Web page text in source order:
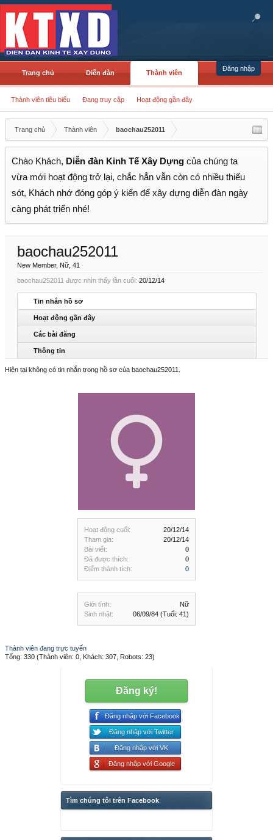
Đăng nhập
Trang chủ Diễn đàn Thành viên
Thành viên tiêu biểu Đang truy cập Hoạt động gần đây
Trang chủ Thành viên baochau252011
Chào Khách, Diễn đàn Kinh Tế Xây Dựng của chúng ta
vừa mới hoạt động trở lại, chắc hẳn vẫn còn có nhiều thiếu
sót, Khách nhớ đóng góp ý kiến để xây dựng diễn đàn ngày
càng phát triển nhé!
Hoạt động cuối:
20/12/14
Tham gia:
20/12/14
Bài viết:
0
Đã được thích:
0
Điểm thành tích:
0
Giới tính:
Nữ
Sinh nhật:
06/09/84 (Tuổi: 41)
baochau252011
New Member, Nữ, 41
baochau252011 được nhìn thấy lần cuối: 20/12/14
Tin nhắn hồ sơ
Hoạt động gần đây
Các bài đăng
Thông tin
Hiện tại không có tin nhắn trong hồ sơ của baochau252011.
Thành viên đang trực tuyến
Tổng: 330 (Thành viên: 0, Khách: 307, Robots: 23)
Đăng ký!
Đăng nhập với Facebook
Đăng nhập với Twitter
Đăng nhập với VK
Đăng nhập với Google
Tìm chúng tôi trên Facebook